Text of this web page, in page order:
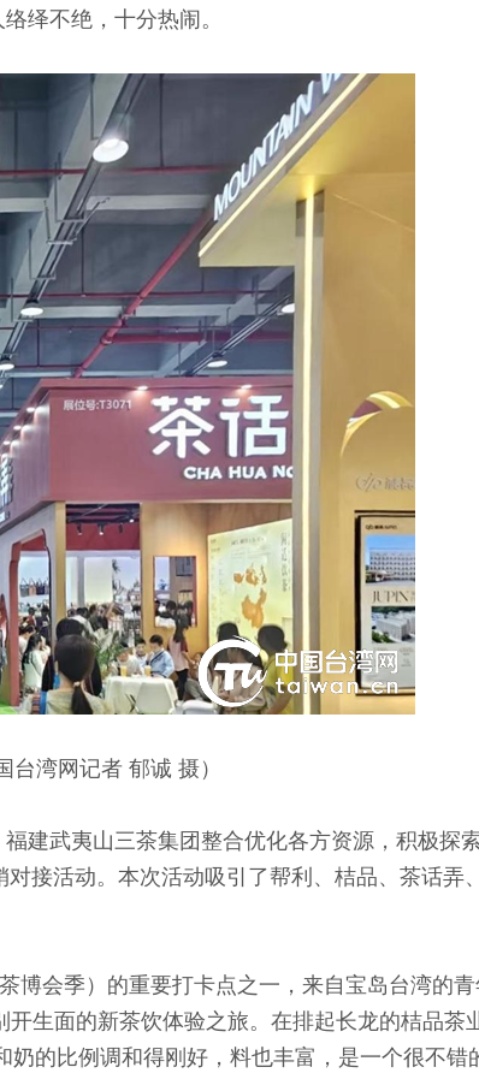
绎不绝，十分热闹。
湾网记者 郁诚 摄）
武夷山三茶集团整合优化各方资源，积极探索
接活动。本次活动吸引了帮利、桔品、茶话弄
会季）的重要打卡点之一，来自宝岛台湾的青
生面的新茶饮体验之旅。在排起长龙的桔品茶
的比例调和得刚好，料也丰富，是一个很不错